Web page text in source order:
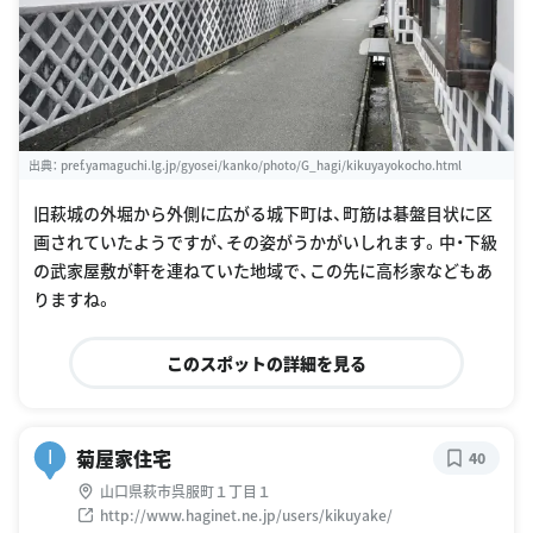
出典： pref.yamaguchi.lg.jp/gyosei/kanko/photo/G_hagi/kikuyayokocho.html
旧萩城の外堀から外側に広がる城下町は、町筋は碁盤目状に区
画されていたようですが、その姿がうかがいしれます。中・下級
の武家屋敷が軒を連ねていた地域で、この先に高杉家などもあ
りますね。
このスポットの詳細を見る
菊屋家住宅
山口県萩市呉服町１丁目１
http://www.haginet.ne.jp/users/kikuyake/
40